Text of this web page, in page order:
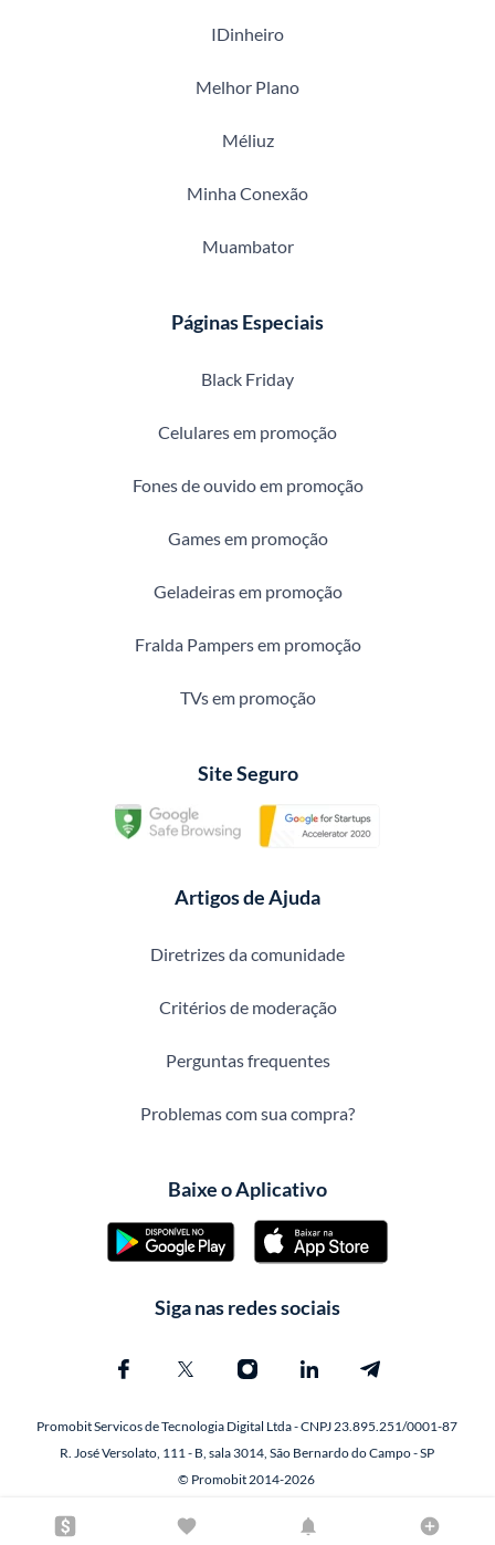
IDinheiro
Melhor Plano
Méliuz
Minha Conexão
Muambator
Páginas Especiais
Black Friday
Celulares em promoção
Fones de ouvido em promoção
Games em promoção
Geladeiras em promoção
Fralda Pampers em promoção
TVs em promoção
Site Seguro
Artigos de Ajuda
Diretrizes da comunidade
Critérios de moderação
Perguntas frequentes
Problemas com sua compra?
Baixe o Aplicativo
Siga nas redes sociais
Promobit Servicos de Tecnologia Digital Ltda - CNPJ 23.895.251/0001-87
R. José Versolato, 111 - B, sala 3014, São Bernardo do Campo - SP
© Promobit 2014-2026